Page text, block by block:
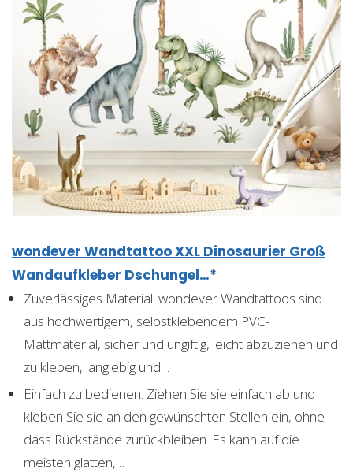
wondever Wandtattoo XXL Dinosaurier Groß
Wandaufkleber Dschungel…*
Zuverlässiges Material: wondever Wandtattoos sind
aus hochwertigem, selbstklebendem PVC-
Mattmaterial, sicher und ungiftig, leicht abzuziehen und
zu kleben, langlebig und…
Einfach zu bedienen: Ziehen Sie sie einfach ab und
kleben Sie sie an den gewünschten Stellen ein, ohne
dass Rückstände zurückbleiben. Es kann auf die
meisten glatten,…